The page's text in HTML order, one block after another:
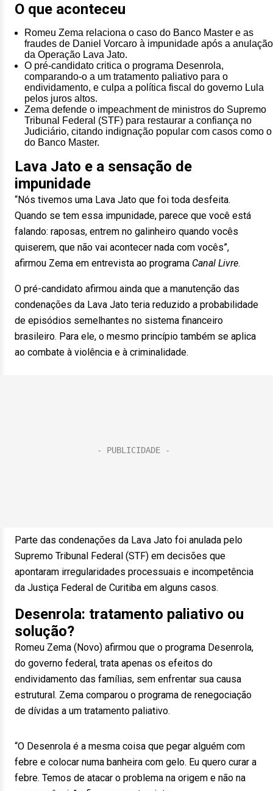
O que aconteceu
Romeu Zema relaciona o caso do Banco Master e as
fraudes de Daniel Vorcaro à impunidade após a anulação
da Operação Lava Jato.
O pré-candidato critica o programa Desenrola,
comparando-o a um tratamento paliativo para o
endividamento, e culpa a política fiscal do governo Lula
pelos juros altos.
Zema defende o impeachment de ministros do Supremo
Tribunal Federal (STF) para restaurar a confiança no
Judiciário, citando indignação popular com casos como o
do Banco Master.
Lava Jato e a sensação de
impunidade
“Nós tivemos uma Lava Jato que foi toda desfeita.
Quando se tem essa impunidade, parece que você está
falando: raposas, entrem no galinheiro quando vocês
quiserem, que não vai acontecer nada com vocês”,
afirmou Zema em entrevista ao programa Canal Livre.
O pré-candidato afirmou ainda que a manutenção das
condenações da Lava Jato teria reduzido a probabilidade
de episódios semelhantes no sistema financeiro
brasileiro. Para ele, o mesmo princípio também se aplica
ao combate à violência e à criminalidade.
Parte das condenações da Lava Jato foi anulada pelo
Supremo Tribunal Federal (STF) em decisões que
apontaram irregularidades processuais e incompetência
da Justiça Federal de Curitiba em alguns casos.
Desenrola: tratamento paliativo ou
solução?
Romeu Zema (Novo) afirmou que o programa Desenrola,
do governo federal, trata apenas os efeitos do
endividamento das famílias, sem enfrentar sua causa
estrutural. Zema comparou o programa de renegociação
de dívidas a um tratamento paliativo.
“O Desenrola é a mesma coisa que pegar alguém com
febre e colocar numa banheira com gelo. Eu quero curar a
febre. Temos de atacar o problema na origem e não na